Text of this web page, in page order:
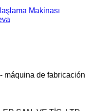
Makinası
máquina de fabricación